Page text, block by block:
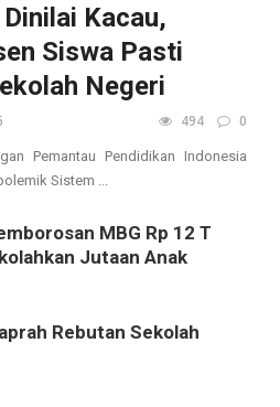
Kacau,
Siswa Pasti
Negeri
494 0
Pemantau Pendidikan Indonesia
Sistem ...
MBG Rp 12 T
Jutaan Anak
Rebutan Sekolah